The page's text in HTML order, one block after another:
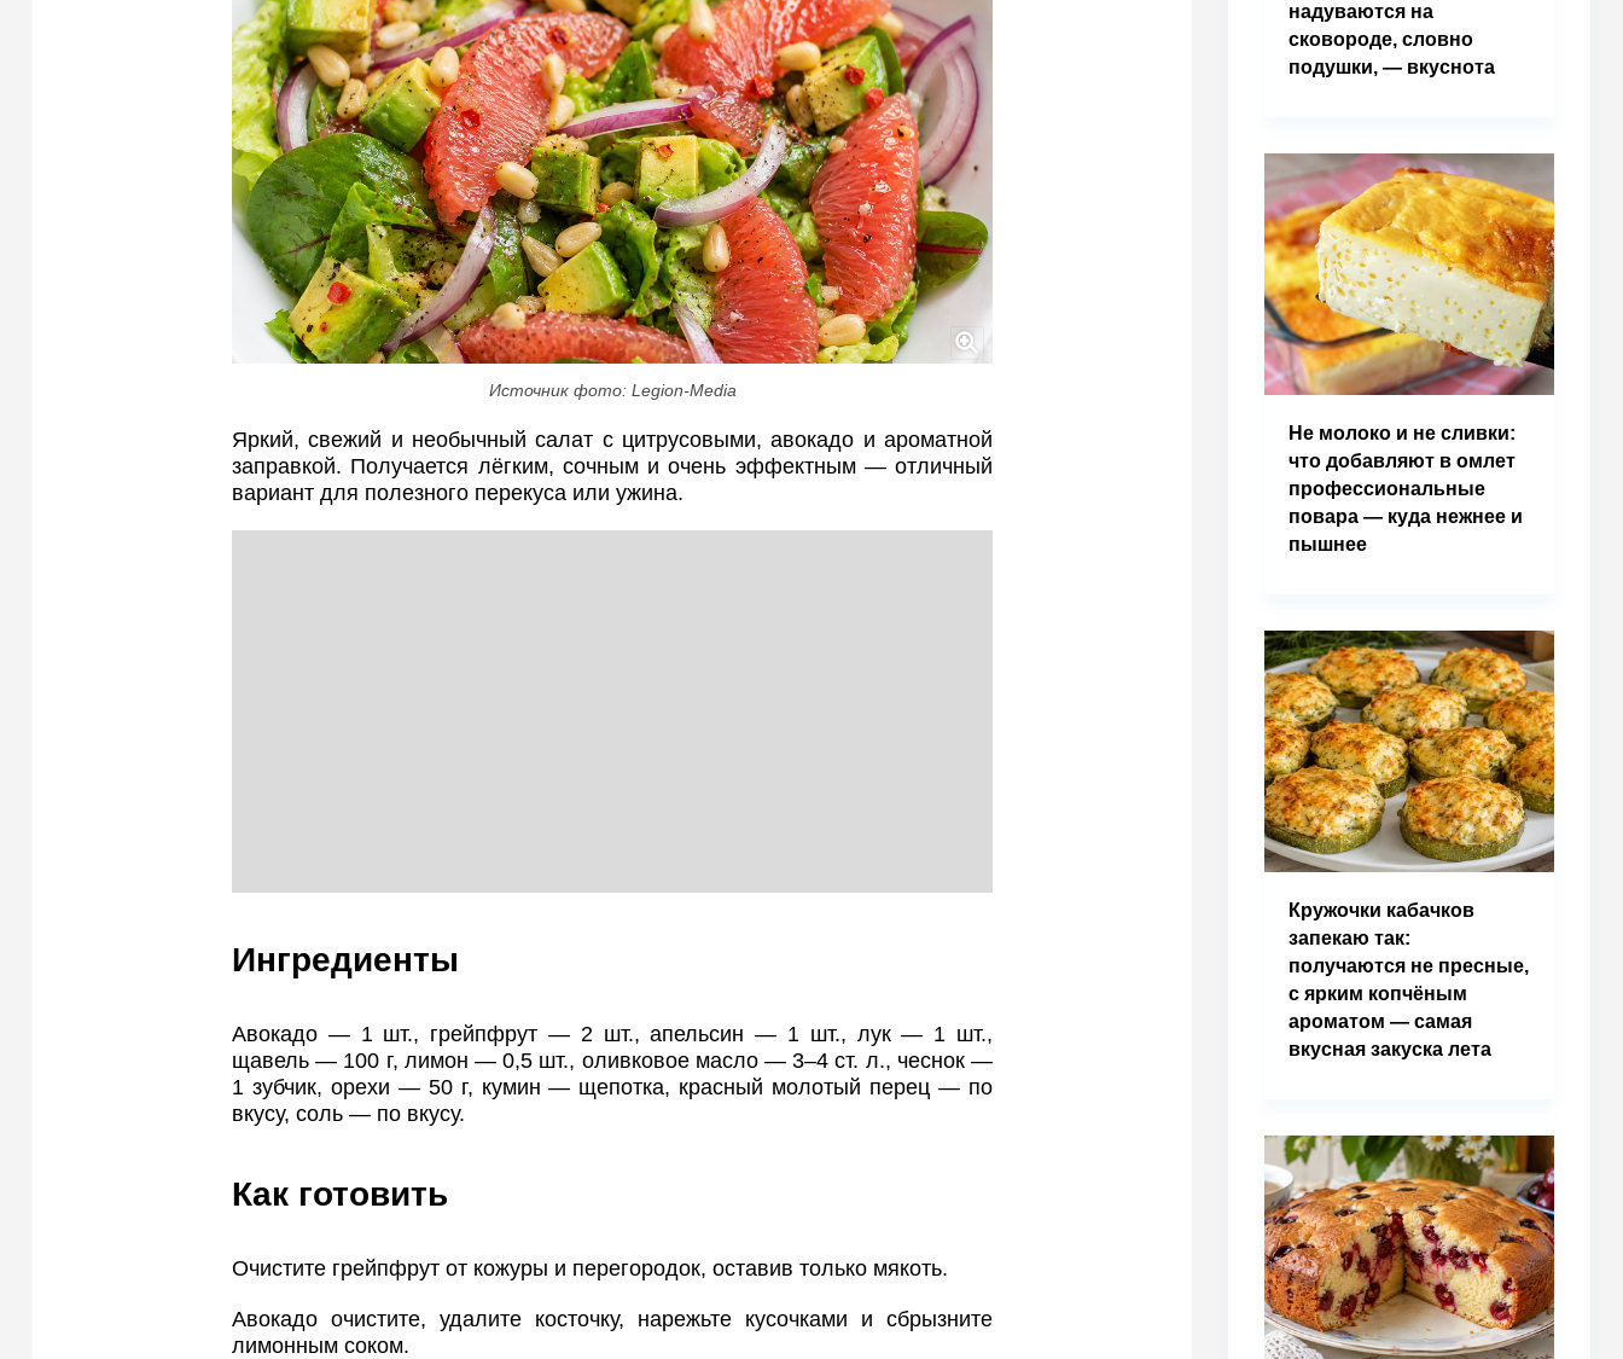
Источник фото: Legion-Media
Яркий, свежий и необычный салат с цитрусовыми, авокадо и ароматной
заправкой. Получается лёгким, сочным и очень эффектным — отличный
вариант для полезного перекуса или ужина.
Ингредиенты
Авокадо — 1 шт., грейпфрут — 2 шт., апельсин — 1 шт., лук — 1 шт.,
щавель — 100 г, лимон — 0,5 шт., оливковое масло — 3–4 ст. л., чеснок —
1 зубчик, орехи — 50 г, кумин — щепотка, красный молотый перец — по
вкусу, соль — по вкусу.
Как готовить
Очистите грейпфрут от кожуры и перегородок, оставив только мякоть.
Авокадо очистите, удалите косточку, нарежьте кусочками и сбрызните
лимонным соком.
надуваются на
сковороде, словно
подушки, — вкуснота
Не молоко и не сливки:
что добавляют в омлет
профессиональные
повара — куда нежнее и
пышнее
Кружочки кабачков
запекаю так:
получаются не пресные,
с ярким копчёным
ароматом — самая
вкусная закуска лета